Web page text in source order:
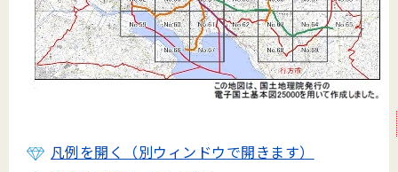
凡例を開く（別ウィンドウで開きます）